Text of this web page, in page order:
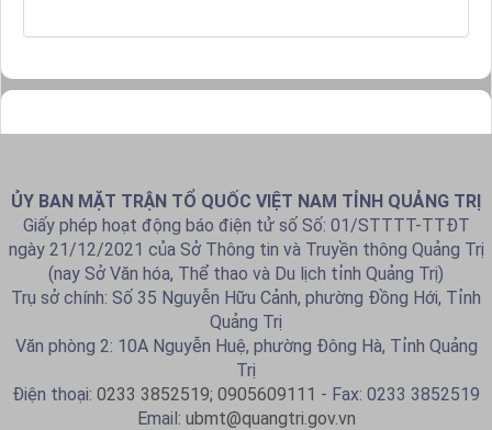
ỦY BAN MẶT TRẬN TỔ QUỐC VIỆT NAM TỈNH QUẢNG TRỊ
Giấy phép hoạt động báo điện tử số Số: 01/STTTT-TTĐT
ngày 21/12/2021 của Sở Thông tin và Truyền thông Quảng Trị
(nay Sở Văn hóa, Thể thao và Du lịch tỉnh Quảng Trị)
Trụ sở chính: Số 35 Nguyễn Hữu Cảnh, phường Đồng Hới, Tỉnh
Quảng Trị
Văn phòng 2: 10A Nguyễn Huệ, phường Đông Hà, Tỉnh Quảng
Trị
Điện thoại: 0233 3852519; 0905609111 - Fax: 0233 3852519
Email: ubmt@quangtri.gov.vn